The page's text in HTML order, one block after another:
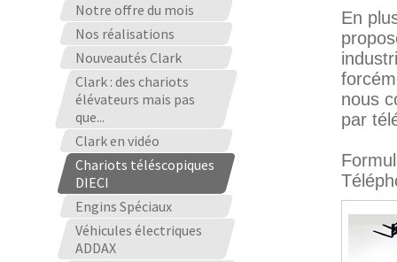
Notre offre du mois
Nos réalisations
Nouveautés Clark
Clark : des chariots
élévateurs mais pas
que...
Clark en vidéo
Chariots téléscopiques
DIECI
Engins Spéciaux
Véhicules électriques
ADDAX
En
nous
par